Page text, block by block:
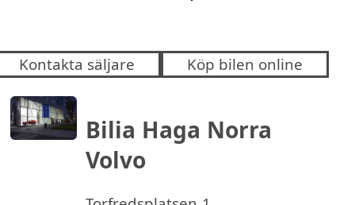
Kontakta säljare Köp bilen online
Bilia Haga Norra
Volvo